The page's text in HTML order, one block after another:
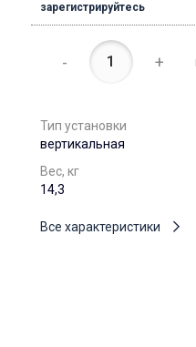
зарегистрируйтесь
- +
Тип установки
вертикальная
Вес, кг
14,3
Все характеристики